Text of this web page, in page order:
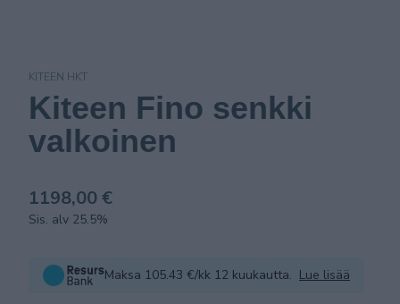
KITEEN HKT
Kiteen Fino senkki
valkoinen
1198,00 €
Sis. alv 25.5%
Maksa 105.43 €/kk 12 kuukautta. Lue lisää